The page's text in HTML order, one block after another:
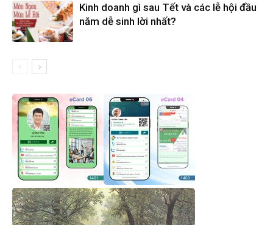
Kinh doanh gì sau Tết và các lễ hội đầu
năm dễ sinh lời nhất?